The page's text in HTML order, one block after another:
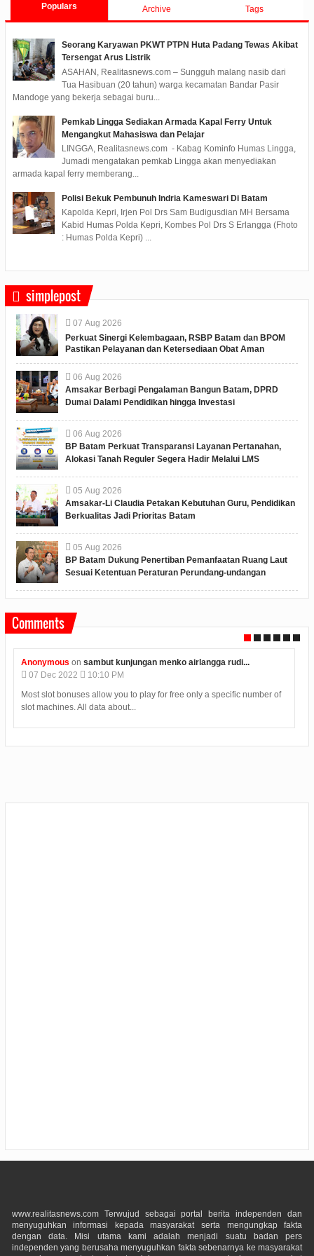
Populars Archive Tags
Seorang Karyawan PKWT PTPN Huta Padang Tewas Akibat
Tersengat Arus Listrik
ASAHAN, Realitasnews.com – Sungguh malang nasib dari
Tua Hasibuan (20 tahun) warga kecamatan Bandar Pasir
Mandoge yang bekerja sebagai buru...
Pemkab Lingga Sediakan Armada Kapal Ferry Untuk
Mengangkut Mahasiswa dan Pelajar
LINGGA, Realitasnews.com - Kabag Kominfo Humas Lingga,
Jumadi mengatakan pemkab Lingga akan menyediakan
armada kapal ferry memberang...
Polisi Bekuk Pembunuh Indria Kameswari Di Batam
Kapolda Kepri, Irjen Pol Drs Sam Budigusdian MH Bersama
Kabid Humas Polda Kepri, Kombes Pol Drs S Erlangga (Fhoto
: Humas Polda Kepri) ...
simplepost
07 Aug 2026
Perkuat Sinergi Kelembagaan, RSBP Batam dan BPOM
Pastikan Pelayanan dan Ketersediaan Obat Aman
06 Aug 2026
Amsakar Berbagi Pengalaman Bangun Batam, DPRD
Dumai Dalami Pendidikan hingga Investasi
06 Aug 2026
BP Batam Perkuat Transparansi Layanan Pertanahan,
Alokasi Tanah Reguler Segera Hadir Melalui LMS
05 Aug 2026
Amsakar-Li Claudia Petakan Kebutuhan Guru, Pendidikan
Berkualitas Jadi Prioritas Batam
05 Aug 2026
BP Batam Dukung Penertiban Pemanfaatan Ruang Laut
Sesuai Ketentuan Peraturan Perundang-undangan
Comments
rudi...
number of
Anonymousonmeriahkan hut ke 51 bp batam adakan...
04 Dec
They supply four variations of roulette may be} all extremely
tremendous realistic and they supply t...
www.realitasnews.com Terwujud sebagai portal berita independen dan
menyuguhkan informasi kepada masyarakat serta mengungkap fakta
dengan data. Misi utama kami adalah menjadi suatu badan pers
independen yang berusaha menyuguhkan fakta sebenarnya ke masyarakat